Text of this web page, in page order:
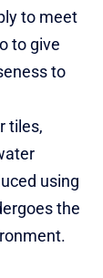
to meet
to give
to
tiles,
using
the